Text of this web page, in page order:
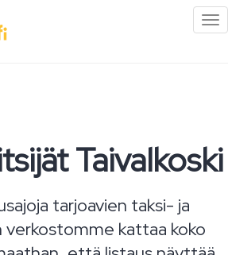
Taivalkoski
tarjoavien taksi- ja
kattaa koko